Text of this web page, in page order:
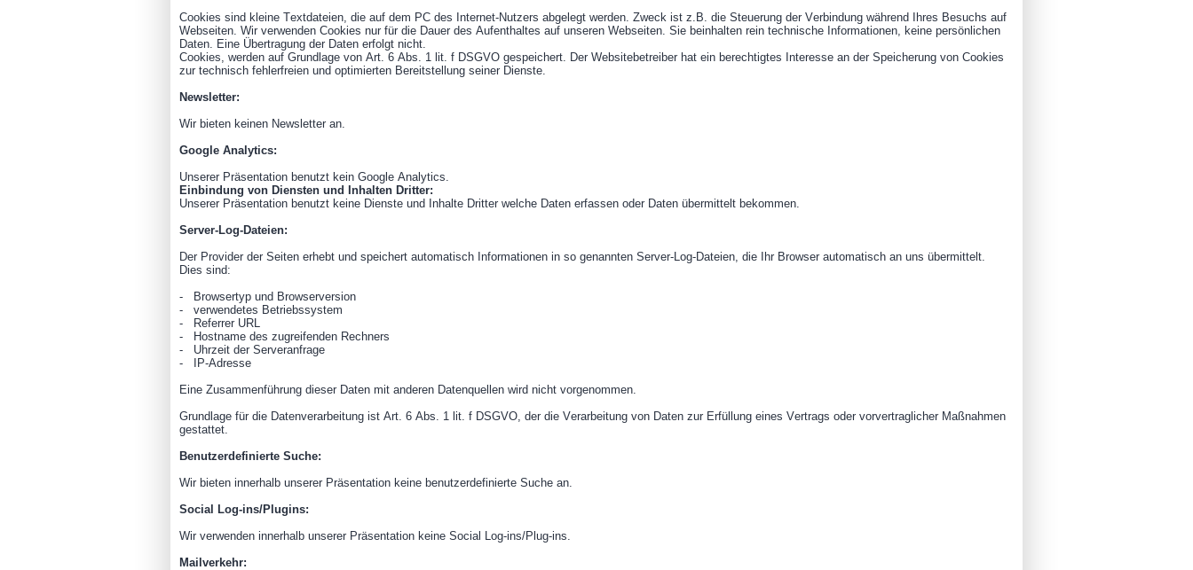
Cookies sind kleine Textdateien, die auf dem PC des Internet-Nutzers abgelegt werden. Zweck ist z.B. die Steuerung der Verbindung während Ihres Besuchs auf
Webseiten. Wir verwenden Cookies nur für die Dauer des Aufenthaltes auf unseren Webseiten. Sie beinhalten rein technische Informationen, keine persönlichen
Daten. Eine Übertragung der Daten erfolgt nicht.
Cookies, werden auf Grundlage von Art. 6 Abs. 1 lit. f DSGVO gespeichert. Der Websitebetreiber hat ein berechtigtes Interesse an der Speicherung von Cookies
zur technisch fehlerfreien und optimierten Bereitstellung seiner Dienste.
Newsletter:
Wir bieten keinen Newsletter an.
Google Analytics:
Unserer Präsentation benutzt kein Google Analytics.
Einbindung von Diensten und Inhalten Dritter:
Unserer Präsentation benutzt keine Dienste und Inhalte Dritter welche Daten erfassen oder Daten übermittelt bekommen.
Server-Log-Dateien:
Der Provider der Seiten erhebt und speichert automatisch Informationen in so genannten Server-Log-Dateien, die Ihr Browser automatisch an uns übermittelt.
Dies sind:
- Browsertyp und Browserversion
- verwendetes Betriebssystem
- Referrer URL
- Hostname des zugreifenden Rechners
- Uhrzeit der Serveranfrage
- IP-Adresse
Eine Zusammenführung dieser Daten mit anderen Datenquellen wird nicht vorgenommen.
Grundlage für die Datenverarbeitung ist Art. 6 Abs. 1 lit. f DSGVO, der die Verarbeitung von Daten zur Erfüllung eines Vertrags oder vorvertraglicher Maßnahmen
gestattet.
Benutzerdefinierte Suche:
Wir bieten innerhalb unserer Präsentation keine benutzerdefinierte Suche an.
Social Log-ins/Plugins:
Wir verwenden innerhalb unserer Präsentation keine Social Log-ins/Plug-ins.
Mailverkehr: